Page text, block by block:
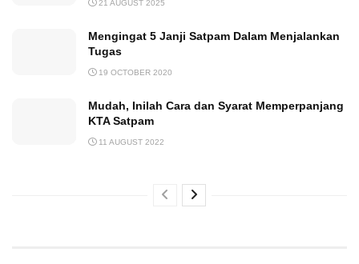
21 AUGUST 2025
Mengingat 5 Janji Satpam Dalam Menjalankan
Tugas
19 OCTOBER 2020
Mudah, Inilah Cara dan Syarat Memperpanjang
KTA Satpam
11 AUGUST 2022